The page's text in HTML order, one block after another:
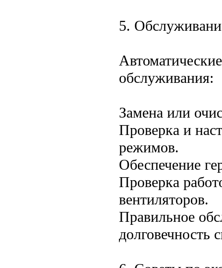
5.
обслуживания:
Замена или
Проверка и
режимов.
Обеспечение
Проверка
вентиляторов.
Правильное
долговечность